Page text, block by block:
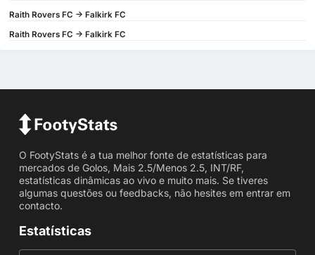
Raith Rovers FC -> Falkirk FC
Raith Rovers FC -> Falkirk FC
O FootyStats é a tua melhor fonte de estatísticas para
mercados de Golos, Mais 2.5/Menos 2.5, INT/RF,
estatísticas dinâmicas ao vivo e muito mais. Se tiveres
algumas questões ou feedbacks, não hesites em entrar em
contacto.
Estatísticas